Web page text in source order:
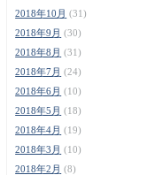
2018年10月 (31)
2018年9月 (30)
2018年8月 (31)
2018年7月 (24)
2018年6月 (10)
2018年5月 (18)
2018年4月 (19)
2018年3月 (10)
2018年2月 (8)